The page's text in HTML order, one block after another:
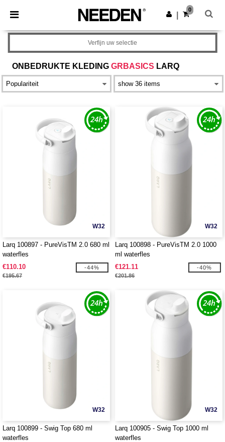
× Needen-app
Betere prijzen in de app!
Download app
0
ONBEDRUKTE KLEDING GRBASICS LARQ
Verfijn uw selectie
W32
Larq 100897 - PureVisTM 2.0 680 ml
waterfles
€110.10
€195.67
-44%
W32
Larq 100898 - PureVisTM 2.0 1000
ml waterfles
€121.11
€201.86
-40%
W32
Larq 100899 - Swig Top 680 ml
waterfles
W32
Larq 100905 - Swig Top 1000 ml
waterfles